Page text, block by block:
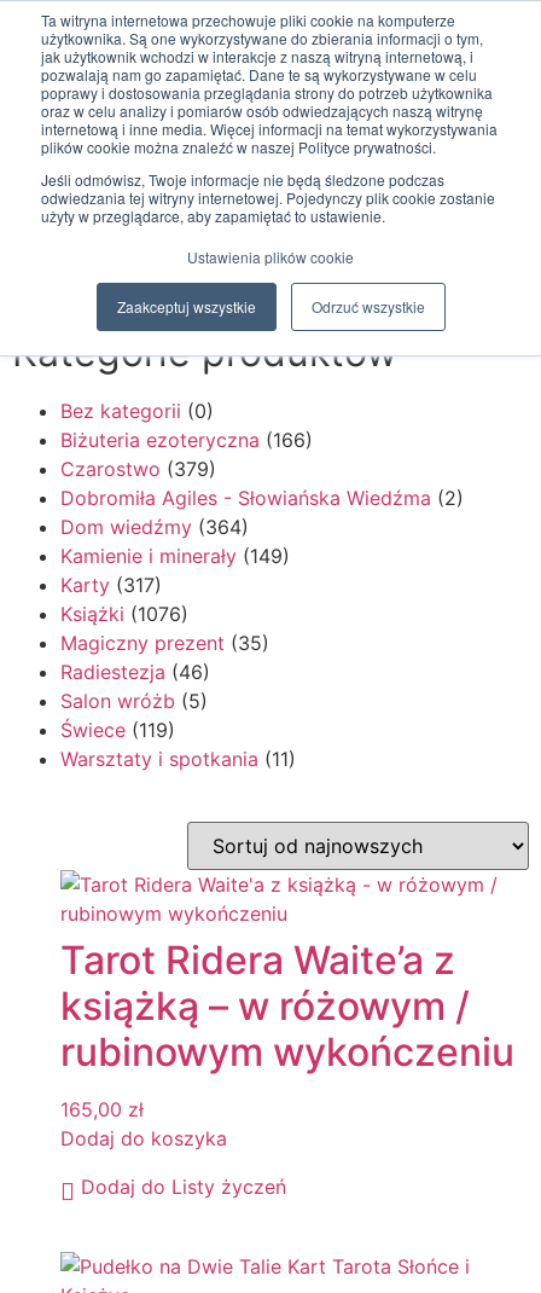
Ta witryna internetowa przechowuje pliki cookie na komputerze
użytkownika. Są one wykorzystywane do zbierania informacji o tym,
jak użytkownik wchodzi w interakcje z naszą witryną internetową, i
pozwalają nam go zapamiętać. Dane te są wykorzystywane w celu
poprawy i dostosowania przeglądania strony do potrzeb użytkownika
oraz w celu analizy i pomiarów osób odwiedzających naszą witrynę
internetową i inne media. Więcej informacji na temat wykorzystywania
plików cookie można znaleźć w naszej Polityce prywatności.
Jeśli odmówisz, Twoje informacje nie będą śledzone podczas
odwiedzania tej witryny internetowej. Pojedynczy plik cookie zostanie
użyty w przeglądarce, aby zapamiętać to ustawienie.
Ustawienia plików cookie
Zaakceptuj wszystkie Odrzuć wszystkie
0,00zł 0
Strona główna/medytacja
Sklep: medytacja
Kategorie produktów
Bez kategorii (0)
Biżuteria ezoteryczna (166)
Czarostwo (379)
Dobromiła Agiles - Słowiańska Wiedźma (2)
Dom wiedźmy (364)
Kamienie i minerały (149)
Karty (317)
Książki (1076)
Magiczny prezent (35)
Radiestezja (46)
Salon wróżb (5)
Świece (119)
Warsztaty i spotkania (11)
Tarot Ridera Waite’a z
książką – w różowym /
rubinowym wykończeniu
165,00 zł
Dodaj do koszyka
Dodaj do Listy życzeń